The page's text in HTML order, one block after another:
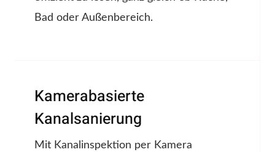
Bad oder Außenbereich.
Kamerabasierte
Kanalsanierung
Mit Kanalinspektion per Kamera